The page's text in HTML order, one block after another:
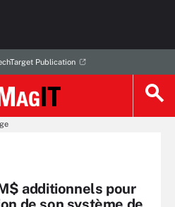
Publication
additionnels pour